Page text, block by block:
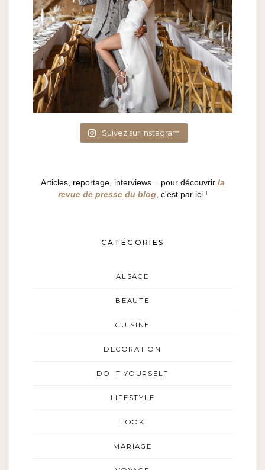
Suivez sur Instagram
Articles, reportage, interviews... pour découvrir la
revue de presse du blog, c'est par ici !
CATÉGORIES
ALSACE
BEAUTE
CUISINE
DECORATION
DO IT YOURSELF
LIFESTYLE
LOOK
MARIAGE